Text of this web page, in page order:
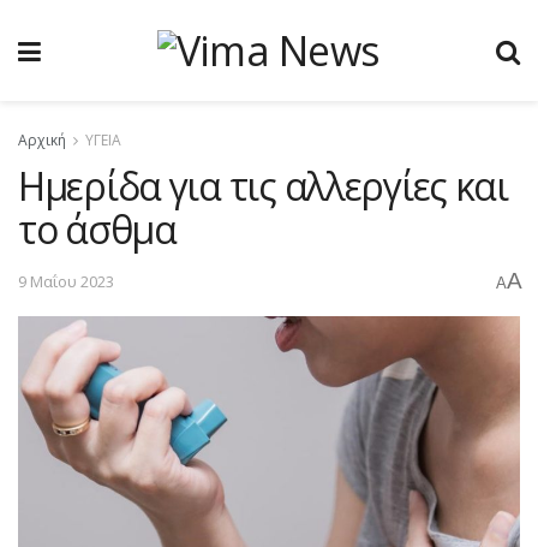
Αρχική ΥΓΕΙΑ
Ημερίδα για τις αλλεργίες και
το άσθμα
9 Μαΐου 2023 AA